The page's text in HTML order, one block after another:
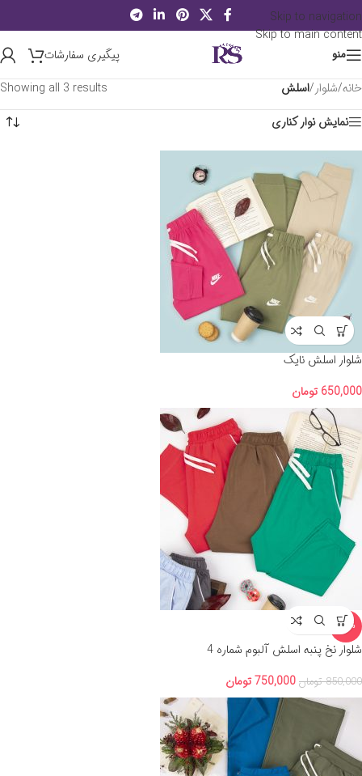
Skip to navigation
Skip to main content
منو
پیگیری سفارشات
خانه/شلوار/اسلش
Showing all 3 results
نمایش نوار کناری
شلوار اسلش نایک
650,000 تومان
-12%
شلوار نخ پنبه اسلش آلبوم شماره 4
850,000 تومان 750,000تومان